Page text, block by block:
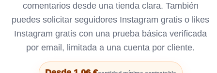
comentarios desde una tienda clara. También
puedes solicitar seguidores Instagram gratis o likes
Instagram gratis con una prueba básica verificada
por email, limitada a una cuenta por cliente.